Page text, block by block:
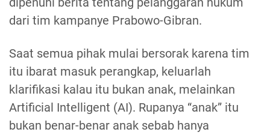
dari tim kampanye Prabowo-Gibran.
Saat semua pihak mulai bersorak karena tim
itu ibarat masuk perangkap, keluarlah
klarifikasi kalau itu bukan anak, melainkan
Artificial Intelligent (AI). Rupanya “anak” itu
bukan benar-benar anak sebab hanya